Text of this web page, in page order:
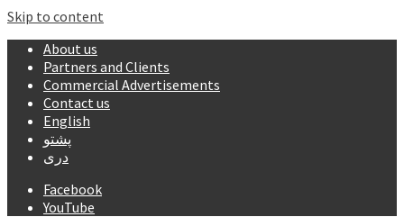
Skip to content
About us
Partners and Clients
Commercial Advertisements
Contact us
English
پشتو
دری
Facebook
YouTube